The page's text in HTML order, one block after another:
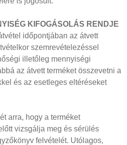
KIFOGÁSOLÁS RENDJE
időpontjában az átvett
szemrevételezéssel
illetőleg mennyiségi
az átvett terméket összevetni a
és az esetleges eltéréseket
arra, hogy a terméket
vizsgálja meg és sérülés
felvételét. Utólagos,